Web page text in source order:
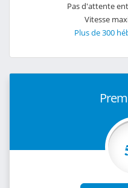
Pas d'attente
Vitesse
Plus de 300